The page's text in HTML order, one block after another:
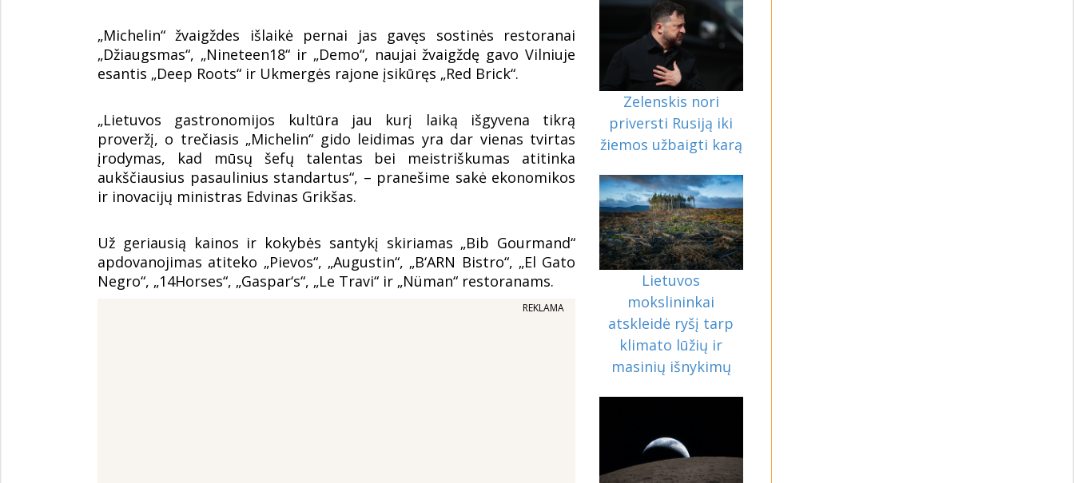
„Michelin“ žvaigždes išlaikė pernai jas gavęs sostinės restoranai
„Džiaugsmas“, „Nineteen18“ ir „Demo“, naujai žvaigždę gavo Vilniuje
esantis „Deep Roots“ ir Ukmergės rajone įsikūręs „Red Brick“.
„Lietuvos gastronomijos kultūra jau kurį laiką išgyvena tikrą
proveržį, o trečiasis „Michelin“ gido leidimas yra dar vienas tvirtas
įrodymas, kad mūsų šefų talentas bei meistriškumas atitinka
aukščiausius pasaulinius standartus“, – pranešime sakė ekonomikos
ir inovacijų ministras Edvinas Grikšas.
Už geriausią kainos ir kokybės santykį skiriamas „Bib Gourmand“
apdovanojimas atiteko „Pievos“, „Augustin“, „B‘ARN Bistro“, „El Gato
Negro“, „14Horses“, „Gaspar‘s“, „Le Travi“ ir „Nüman“ restoranams.
REKLAMA
Zelenskis nori
priversti Rusiją iki
žiemos užbaigti karą
Lietuvos
mokslininkai
atskleidė ryšį tarp
klimato lūžių ir
masinių išnykimų